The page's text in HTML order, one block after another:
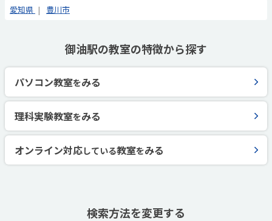
愛知県 豊川市
御油駅の教室の特徴から探す
パソコン教室をみる
理科実験教室をみる
オンライン対応している教室をみる
検索方法を変更する